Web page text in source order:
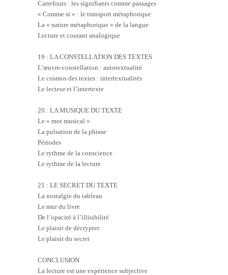
Carrefours : les signifiants comme passages
« Comme si » : le transport métaphorique
La « nature métaphorique » de la langue
Lecture et courant analogique
19 : LA CONSTELLATION DES TEXTES
L’œuvre-constellation : autotextualité
Le cosmos des textes : intertextualités
Le lecteur et l’intertexte
20 : LA MUSIQUE DU TEXTE
Le « mot musical »
La pulsation de la phrase
Périodes
Le rythme de la conscience
Le rythme de la lecture
21 : LE SECRET DU TEXTE
La nostalgie du tableau
Le mur du livre
De l’opacité à l’illisibilité
Le plaisir de décrypter
Le plaisir du secret
CONCLUSION
La lecture est une expérience subjective